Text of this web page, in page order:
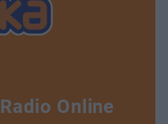
Radio Online